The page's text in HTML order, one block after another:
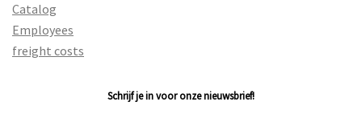
Catalog
Employees
freight costs
Schrijf je in voor onze nieuwsbrief!